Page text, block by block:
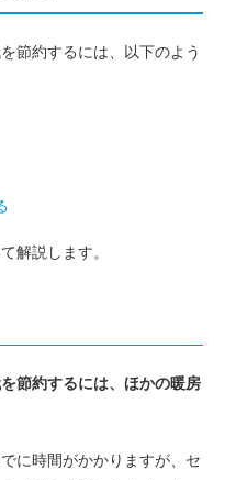
節約するには、以下のよう
解説します。
節約するには、ほかの暖房
に時間がかかりますが、セ